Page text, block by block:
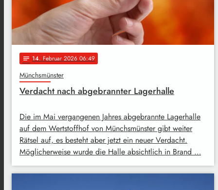
notes 14. Februar 2026 06:49
Münchsmünster
Verdacht nach abgebrannter Lagerhalle
Die im Mai vergangenen Jahres abgebrannte Lagerhalle
auf dem Wertstoffhof von Münchsmünster gibt weiter
Rätsel auf, es besteht aber jetzt ein neuer Verdacht.
Möglicherweise wurde die Halle absichtlich in Brand …